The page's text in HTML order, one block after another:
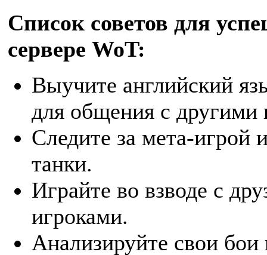
Список советов для
сервере WoT:
Выучите английский
для общения с другими
Следите за мета-игрой
танки.
Играйте во взводе с
игроками.
Анализируйте свои